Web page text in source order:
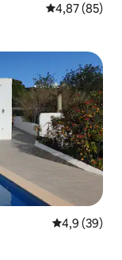
4,87 de
4,87 (85)
4,9 de
4,9 (39)